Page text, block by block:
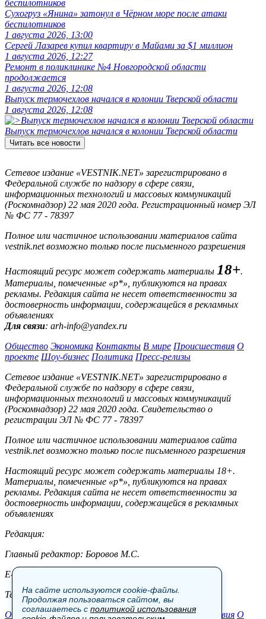
Сухогруз «Янина» затонул в Чёрном море после атаки
беспилотников
1 августа 2026, 13:00
Сергей Лазарев купил квартиру в Майами за $1 миллион
1 августа 2026, 12:27
Ремонт в поликлинике №4 Новгородской области
продолжается
1 августа 2026, 12:08
Выпуск термочехлов начался в колонии Тверской области
1 августа 2026, 12:08
Выпуск термочехлов начался в колонии Тверской области
Читать все новости
Сетевое издание «VESTNIK.NET» зарегистрировано в
Федеральной службе по надзору в сфере связи,
информационных технологий и массовых коммуникаций
(Роскомнадзор) 22 мая 2020 года. Регистрационный номер ЭЛ
№ ФС 77 - 78397
Полное или частичное использовании материалов сайта
vestnik.net возможно только после письменного разрешения
Настоящий ресурс может содержать материалы 18+.
Материалы, помеченные «р*», публикуются на правах
рекламы. Редакция сайта не несет ответственности за
достоверность информации, содержащейся в рекламных
объявлениях
Для связи: arh-info@yandex.ru
Общество Экономика Контакты В мире Происшествия О
проекте Шоу-бизнес Политика Пресс-релизы
Сетевое издание «VESTNIK.NET» зарегистрировано в
Федеральной службе по надзору в сфере связи,
информационных технологий и массовых коммуникаций
(Роскомнадзор) 22 мая 2020 года. Свидетельство о
регистрации ЭЛ № ФС 77 - 78397
Полное или частичное использовании материалов сайта
vestnik.net возможно только после письменного разрешения
Настоящий ресурс может содержать материалы 18+.
Материалы, помеченные «р*», публикуются на правах
рекламы. Редакция сайта не несет ответственности за
достоверность информации, содержащейся в рекламных
объявлениях
Редакция:
Главный редактор: Боровов М.С.
E-mail: site@vestnik.net, reb.msk@yandex.ru
Тел.: +7 (921) 720-00-97
Общество Экономика Контакты В мире Происшествия О
На сайте используются cookie-файлы.
Продолжая пользоваться сайтом, вы
соглашаетесь с политикой использования